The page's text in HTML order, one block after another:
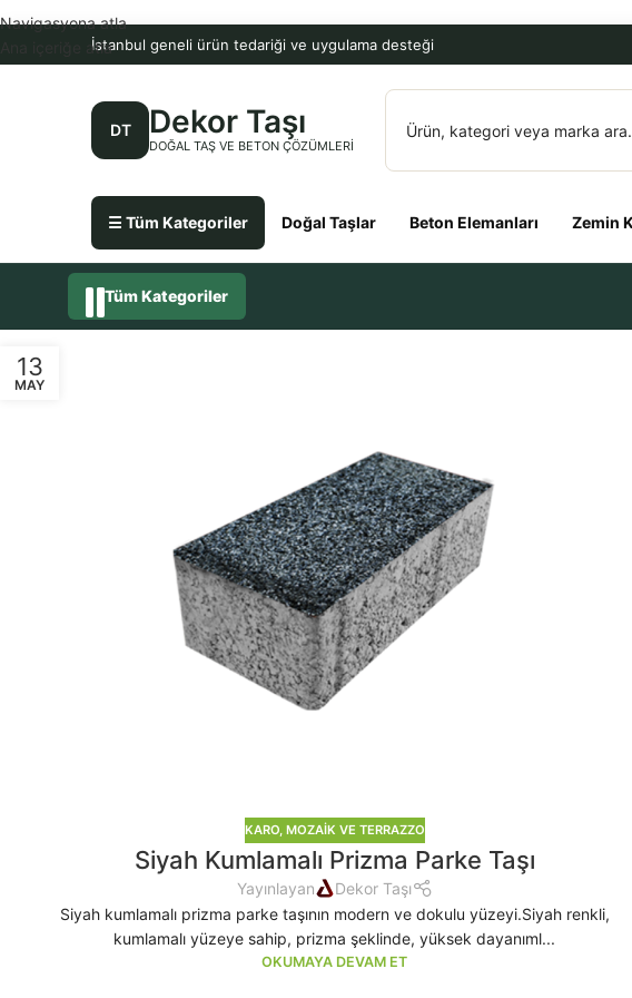
İstanbul geneli ürün tedariği ve uygulama desteği
DT Dekor Taşı
DOĞAL TAŞ VE BETON ÇÖZÜMLERI
☰ Tüm Kategoriler Doğal Taşlar Beton Elemanları Zemin
Navigasyona atla
Ana içeriğe atla
Tüm Kategoriler
13
MAY
KARO, MOZAIK VE TERRAZZO
Siyah Kumlamalı Prizma Parke Taşı
Yayınlayan
Dekor Taşı
Siyah kumlamalı prizma parke taşının modern ve dokulu yüzeyi.Siyah renkli,
kumlamalı yüzeye sahip, prizma şeklinde, yüksek dayanıml...
OKUMAYA DEVAM ET